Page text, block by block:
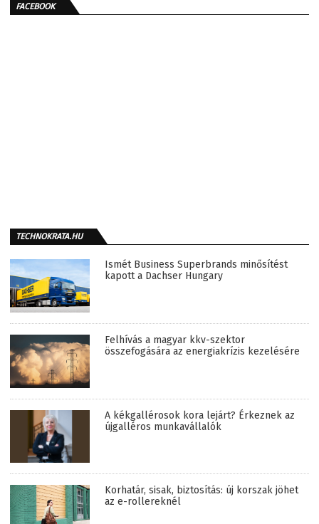
FACEBOOK
TECHNOKRATA.HU
Ismét Business Superbrands minősítést
kapott a Dachser Hungary
Felhívás a magyar kkv-szektor
összefogására az energiakrízis kezelésére
A kékgallérosok kora lejárt? Érkeznek az
újgalléros munkavállalók
Korhatár, sisak, biztosítás: új korszak jöhet
az e-rollereknél